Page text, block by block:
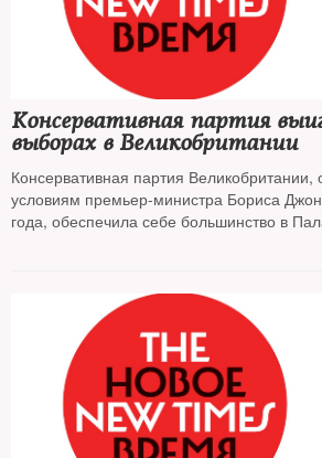
Консервативная партия
выборах в Великобритании
Консервативная партия
условиям премьер-министра Бориса
года, обеспечила себе большинство в